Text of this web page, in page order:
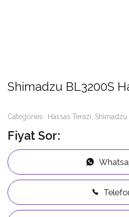
Shimadzu BL3200S
Categories: Hassas Terazi Shimadzu
Fiyat Sor: